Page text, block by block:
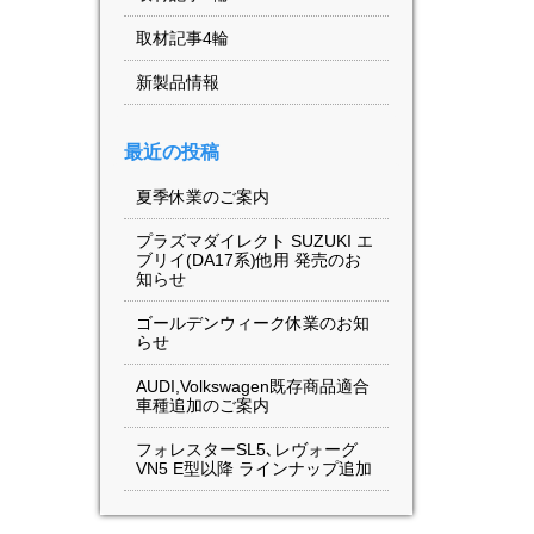
取材記事4輪
新製品情報
最近の投稿
夏季休業のご案内
プラズマダイレクト SUZUKI エ
ブリイ(DA17系)他用 発売のお
知らせ
ゴールデンウィーク休業のお知
らせ
AUDI,Volkswagen既存商品適合
車種追加のご案内
フォレスターSL5､レヴォーグ
VN5 E型以降 ラインナップ追加